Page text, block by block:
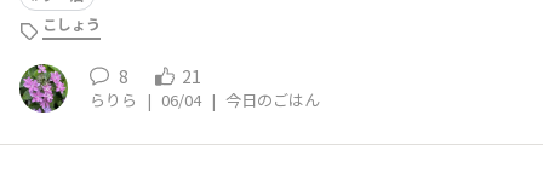
こしょう
8 21
らりら | 06/04 | 今日のごはん